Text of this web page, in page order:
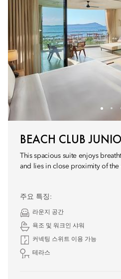
BEACH CLUB
This spacious suite enjoys
and lies in close proximity of the
주요 특징:
라운지 공간
욕조 및 워크인 샤워
커넥팅 스위트 이용 가능
테라스